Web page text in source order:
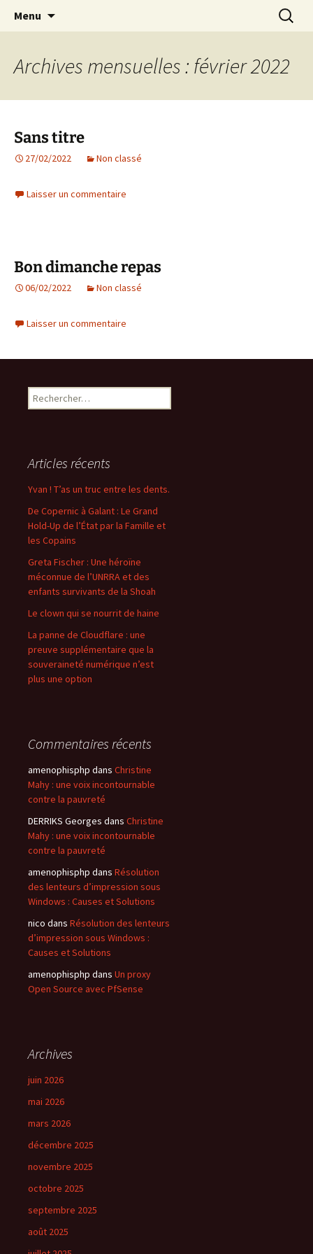
Marc Leroi
Menu
Archives mensuelles : février 2022
Sans titre
27/02/2022 Non classé
Laisser un commentaire
Bon dimanche repas
06/02/2022 Non classé
Laisser un commentaire
Rechercher :
Articles récents
Yvan ! T’as un truc entre les dents.
De Copernic à Galant : Le Grand
Hold-Up de l’État par la Famille et
les Copains
Greta Fischer : Une héroïne
méconnue de l’UNRRA et des
enfants survivants de la Shoah
Le clown qui se nourrit de haine
La panne de Cloudflare : une
preuve supplémentaire que la
souveraineté numérique n’est
plus une option
Commentaires récents
amenophisphp dans Christine
Mahy : une voix incontournable
contre la pauvreté
DERRIKS Georges dans Christine
Mahy : une voix incontournable
contre la pauvreté
amenophisphp dans Résolution
des lenteurs d’impression sous
Windows : Causes et Solutions
nico dans Résolution des lenteurs
d’impression sous Windows :
Causes et Solutions
amenophisphp dans Un proxy
Open Source avec PfSense
Archives
juin 2026
mai 2026
mars 2026
décembre 2025
novembre 2025
octobre 2025
septembre 2025
août 2025